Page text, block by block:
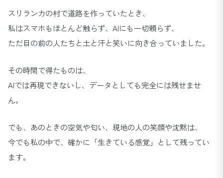
スリランカの村で道路を作っていたとき、
私はスマホもほとんど触らず、AIにも一切頼らず、
ただ目の前の人たちと土と汗と笑いに向き合っていました。
その時間で得たものは、
AIでは再現できないし、データとしても完全には残せませ
ん。
でも、あのときの空気や匂い、現地の人の笑顔や沈黙は、
今でも私の中で、確かに「生きている感覚」として残ってい
ます。